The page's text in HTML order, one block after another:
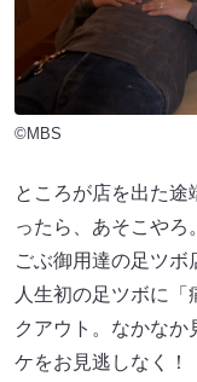
©MBS
ところが店を出た途
ったら、あそこやろ
ごぶ御用達の足ツボ
人生初の足ツボに
クアウト。なかなか
ケをお見逃しなく！